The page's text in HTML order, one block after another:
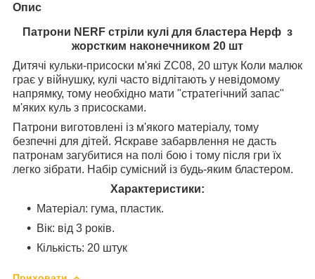
Опис
Патрони NERF стріли кулі для бластера Нерф з
жорстким наконечником 20 шт
Дитячі кульки-присоски м'які ZC08, 20 штук Коли малюк
грає у війнушку, кулі часто відлітають у невідомому
напрямку, тому необхідно мати "стратегічний запас"
м'яких куль з присосками.
Патрони виготовлені із м'якого матеріалу, тому
безпечні для дітей. Яскраве забарвлення не дасть
патронам загубитися на полі бою і тому після гри їх
легко зібрати. Набір сумісний із будь-яким бластером.
Характеристики:
Матеріал: гума, пластик.
Вік: від 3 років.
Кількість: 20 штук